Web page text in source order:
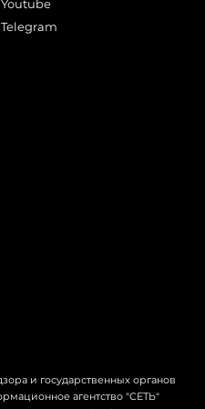
Youtube
Telegram
и государственных органов
агентство "СЕТЬ"